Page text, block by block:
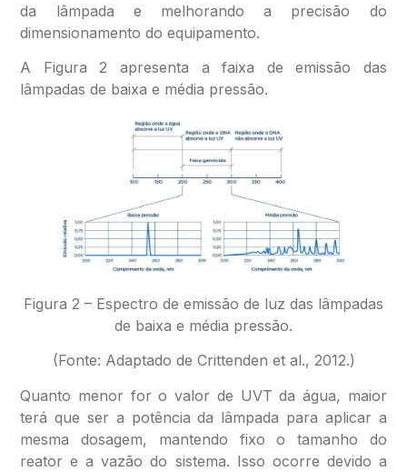
da lâmpada e melhorando a precisão do
dimensionamento do equipamento.
A Figura 2 apresenta a faixa de emissão das
lâmpadas de baixa e média pressão.
Figura 2 – Espectro de emissão de luz das lâmpadas
de baixa e média pressão.
(Fonte: Adaptado de Crittenden et al., 2012.)
Quanto menor for o valor de UVT da água, maior
terá que ser a potência da lâmpada para aplicar a
mesma dosagem, mantendo fixo o tamanho do
reator e a vazão do sistema. Isso ocorre devido a